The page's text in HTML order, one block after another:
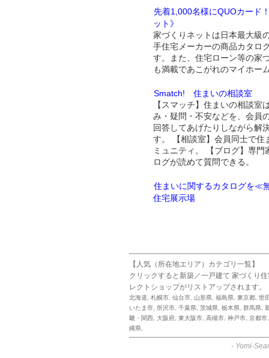
先着1,000名様にQUOカード
ット》
家づくりネットは日本最大級
手住宅メーカーの商品カタロ
す。また、住宅ローン等の家
も満載であこがれのマイホー
Smatch! 住まいの相談室
【スマッチ】住まいの相談室
み・疑問・不安などを、会員
回答してあげたりしながら解
す。 【相談室】会員同士で住
ミュニティ。 【ブログ】専
ログが読めて質問できる。
住まいに関するカタログを≪
住宅展示場
【人気（所在地エリア）カテゴリ一覧】
クリックすると新築／一戸建て 家づくり
レクトショップがリストアップされます。
北海道 札幌市 仙台市 山形県 福島県 東京都 世
いたま市
所沢市 千葉県 茨城県 栃木県 群馬県
畿・関西
大阪府 東大阪市 高槻市 神戸市 京都市
縄県
- Yomi-